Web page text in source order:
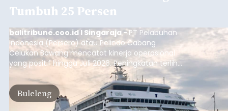
Tumbuh 25 Persen
balitribune.coo.id I Singaraja -PT Pelabuhan
Indonesia (Persero) atau Pelindo Cabang
Celukan Bawang mencatat kinerja operasional
yang positif hingga Juli 2026. Peningkatan terlihat
dari arus kapal yang mencapai 1,48 juta Gross
Tonnage (GT), atau tumbuh 12,4 persen
dibandingkan periode yang sama tahun lalu
yang tercatat sebesar 1,32 juta GT.
Buleleng